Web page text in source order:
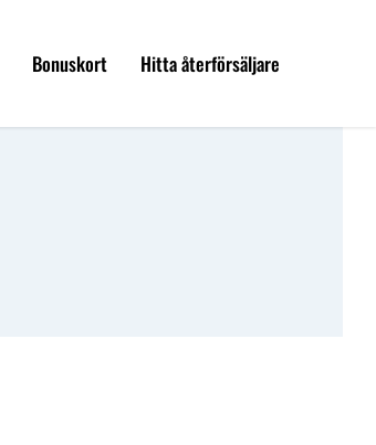
Bonuskort Hitta återförsäljare